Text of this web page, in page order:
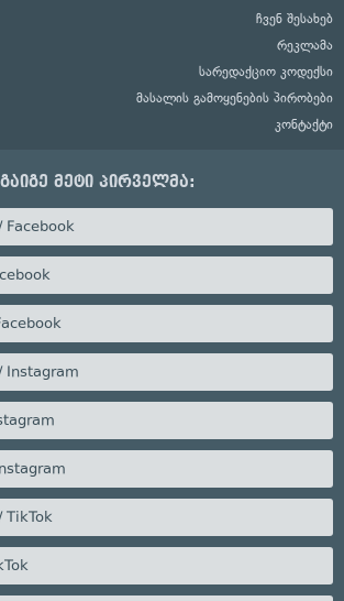
ჩვენ შესახებ
რეკლამა
სარედაქციო კოდექსი
მასალის გამოყენების პირობები
კონტაქტი
გაიგე მეტი პირველმა:
/ Facebook
/ Instagram
TikTok